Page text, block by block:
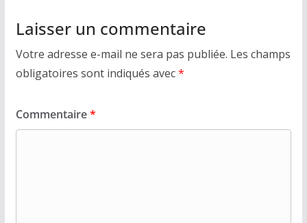
Laisser un commentaire
Votre adresse e-mail ne sera pas publiée. Les champs
obligatoires sont indiqués avec*
Commentaire*